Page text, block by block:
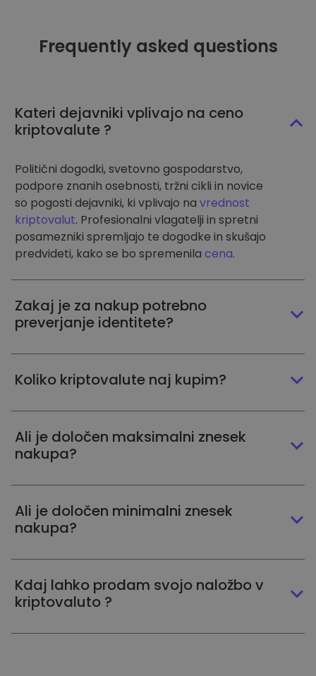
Frequently asked questions
Kateri dejavniki vplivajo na ceno
kriptovalute ?
Politični dogodki, svetovno gospodarstvo,
podpore znanih osebnosti, tržni cikli in novice
so pogosti dejavniki, ki vplivajo na vrednost
kriptovalut. Profesionalni vlagatelji in spretni
posamezniki spremljajo te dogodke in skušajo
predvideti, kako se bo spremenila cena.
Zakaj je za nakup potrebno
preverjanje identitete?
Koliko kriptovalute naj kupim?
Ali je določen maksimalni znesek
nakupa?
Ali je določen minimalni znesek
nakupa?
Kdaj lahko prodam svojo naložbo v
kriptovaluto ?